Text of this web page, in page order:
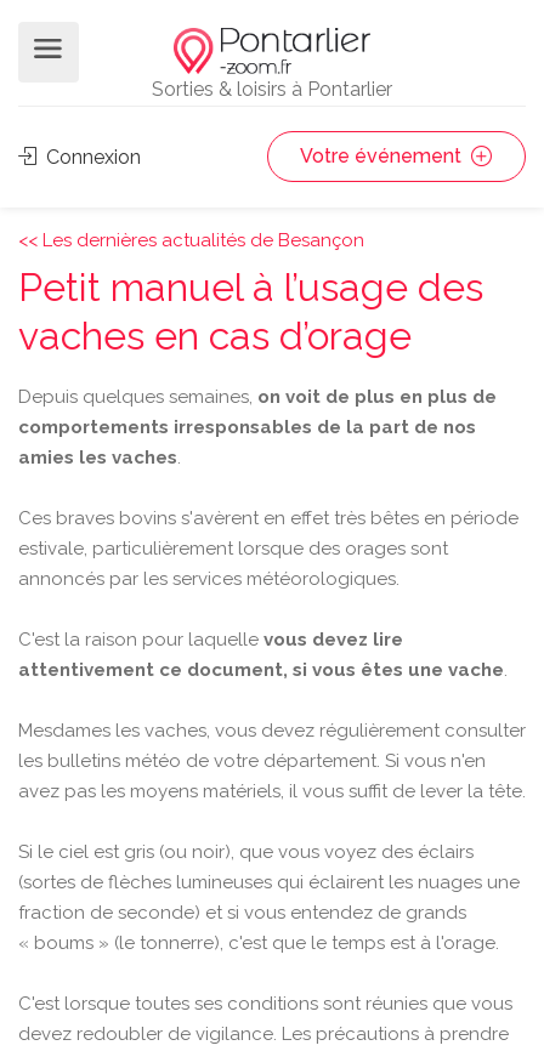
Sorties & loisirs à Pontarlier
Connexion Votre événement
<< Les dernières actualités de Besançon
Petit manuel à l’usage des
vaches en cas d’orage
Depuis quelques semaines, on voit de plus en plus de
comportements irresponsables de la part de nos
amies les vaches.
Ces braves bovins s'avèrent en effet très bêtes en période
estivale, particulièrement lorsque des orages sont
annoncés par les services météorologiques.
C'est la raison pour laquelle vous devez lire
attentivement ce document, si vous êtes une vache.
Mesdames les vaches, vous devez régulièrement consulter
les bulletins météo de votre département. Si vous n'en
avez pas les moyens matériels, il vous suffit de lever la tête.
Si le ciel est gris (ou noir), que vous voyez des éclairs
(sortes de flèches lumineuses qui éclairent les nuages une
fraction de seconde) et si vous entendez de grands
« boums » (le tonnerre), c'est que le temps est à l'orage.
C'est lorsque toutes ses conditions sont réunies que vous
devez redoubler de vigilance. Les précautions à prendre